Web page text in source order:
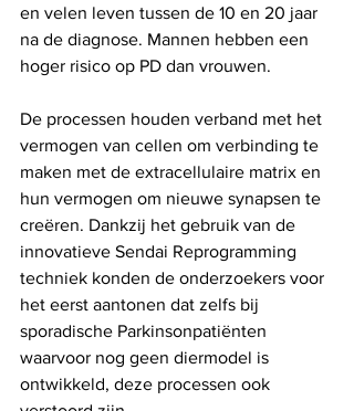
en velen leven tussen de 10 en 20 jaar
na de diagnose. Mannen hebben een
hoger risico op PD dan vrouwen.
De processen houden verband met het
vermogen van cellen om verbinding te
maken met de extracellulaire matrix en
hun vermogen om nieuwe synapsen te
creëren. Dankzij het gebruik van de
innovatieve Sendai Reprogramming
techniek konden de onderzoekers voor
het eerst aantonen dat zelfs bij
sporadische Parkinsonpatiënten
waarvoor nog geen diermodel is
ontwikkeld, deze processen ook